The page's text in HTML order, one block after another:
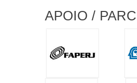
APOIO /